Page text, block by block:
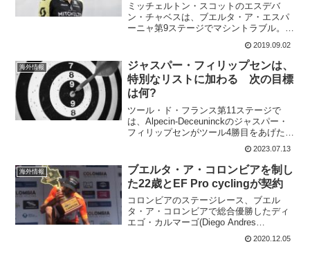
ミッチェルトン・スコットのエスデバ
ン・チャベスは、ブエルタ・ア・エスパ
ーニャ第9ステージでマシントラブル。自
転車交換でまたまたトラブルが起こり、
総合での順位を大きく落としてしまっ
た。エスデバン・チャベスは、何故自転
車交換によって困ってしまっ...
2019.09.02
海外情報
ジャスパー・フィリップセンは、
特別なリストに加わる 次の目標
は何?
ツール・ド・フランス第11ステージで
は、Alpecin-Deceuninckのジャスパー・
フィリップセンがツール4勝目をあげた。
マチュー・ファンデルプールは、残り
2.3kmではすでに集団から切れていた。
ディラン・フルーネウェーヘンが、ル
カ・...
2023.07.13
海外情報
ブエルタ・ア・コロンビアを制し
た22歳とEF Pro cyclingが契約
コロンビアのステージレース、ブエル
タ・ア・コロンビアで総合優勝したディ
エゴ・カルマーゴ(Diego Andres
Camargo)22歳。EF Pro cyclingと2年間の
契約を発表した。コロンビアではUCI公
2020.12.05